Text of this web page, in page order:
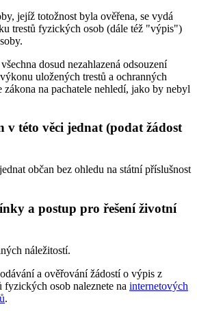
jejíž totožnost byla ověřena, se vydá
trestů fyzických osob (dále též "výpis")
dosud nezahlazená odsouzení
uložených trestů a ochranných
zákona na pachatele nehledí, jako by nebyl
v této věci jednat (podat žádost
občan bez ohledu na státní příslušnost
a postup pro řešení životní
náležitostí.
a ověřování žádostí o výpis z
fyzických osob naleznete na internetových
.